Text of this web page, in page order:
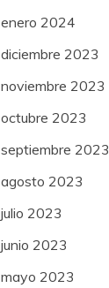
enero 2024
diciembre 2023
noviembre 2023
octubre 2023
septiembre 2023
agosto 2023
julio 2023
junio 2023
mayo 2023